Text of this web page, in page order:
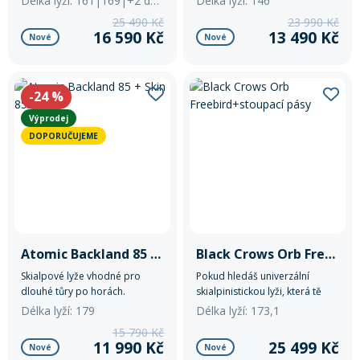
Nové
25 490 Kč
16 590 Kč Nové
23 990 Kč
13 490 Kč
-24%
Výprodej
DOPORUČUJEME
Atomic Backland 85 + Skin 85/86
Skialpové lyže vhodné pro
dlouhé tůry po horách.
Kombinace lehkého dřevěného
jádra a rockeru vám zajistí
pohodlné výšlapy.
Délka lyží: 179
Nové
15 790 Kč
11 990 Kč
Black Crows Orb Freebird+stoupací pásy
Pokud hledáš univerzální
skialpinistickou lyži, která tě
podrží za každých podmínek,
zkus inovované Black Crows
Orb Freebird. Na vynikající
vlastnosti tohoto modelu se
Délka lyží: 173,1
Nové 25 499 Kč